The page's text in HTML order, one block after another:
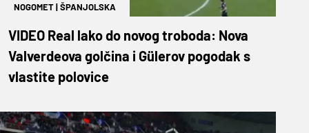
NOGOMET|ŠPANJOLSKA
VIDEO Real lako do novog troboda: Nova
Valverdeova golčina i Gülerov pogodak s
vlastite polovice